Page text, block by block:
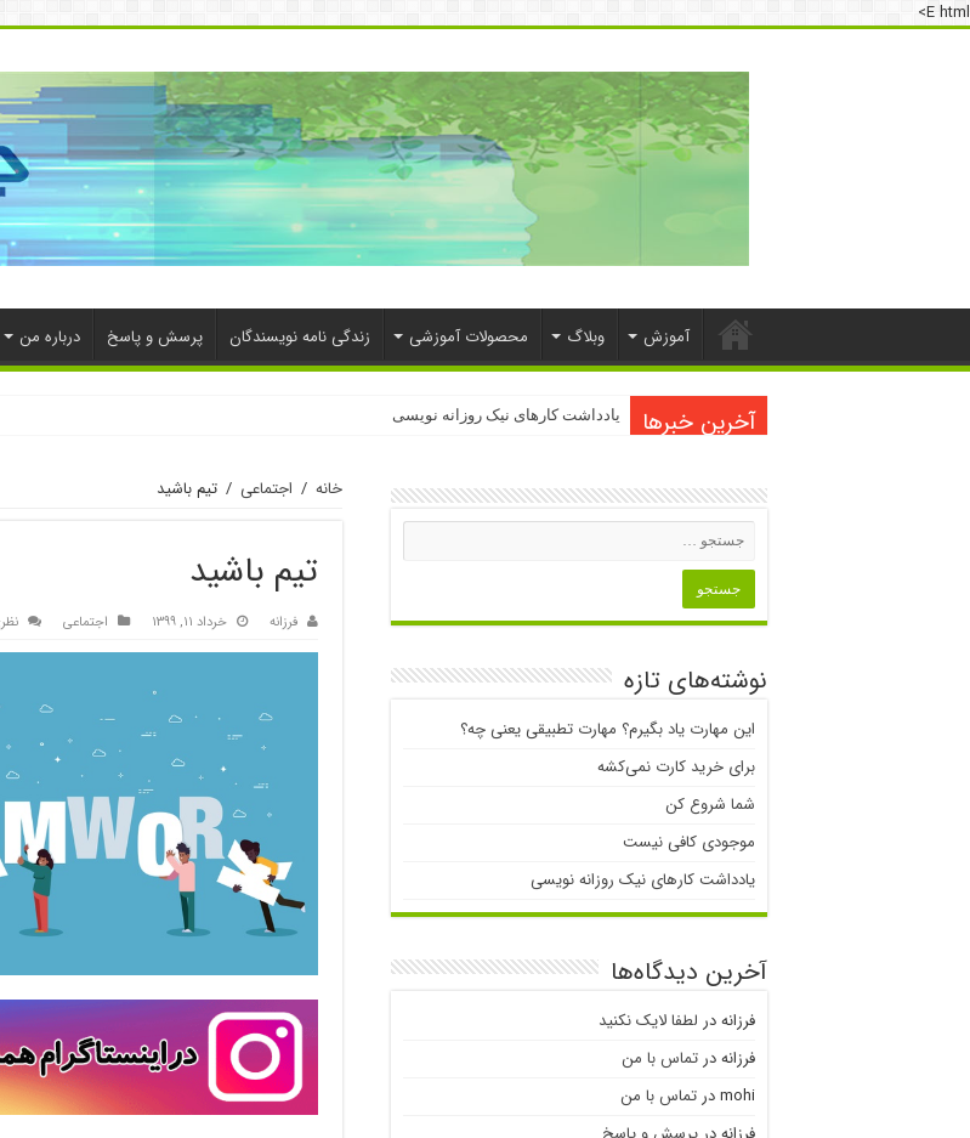
E html>
آموزش وبلاگ محصولات آموزشی زندگی نامه نویسندگان پرسش و پاسخ درباره من
آخرین خبرها یادداشت کارهای نیک روزانه نویسی
دسترسی به اینترنت پرو
خانه / اجتماعی / تیم باشید
تیم باشید
فرزانه خرداد ۱۱, ۱۳۹۹ اجتماعی
نوشته‌های تازه
این مهارت یاد بگیرم؟ مهارت تطبیقی یعنی چه؟
برای خرید کارت نمی‌‌کشه
شما شروع کن
موجودی کافی نیست
یادداشت کارهای نیک روزانه نویسی
آخرین دیدگاه‌ها
فرزانهدر لطفا لایک نکنید
فرزانهدر تماس با من
mohiدر تماس با من